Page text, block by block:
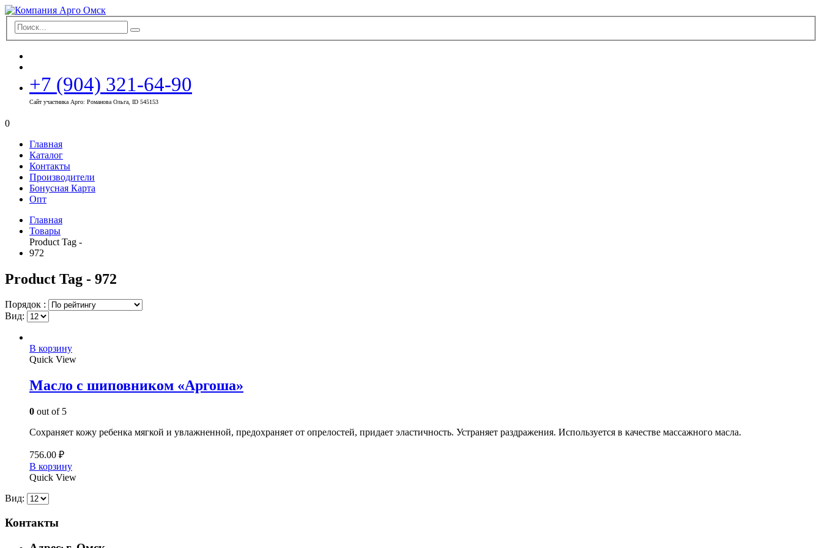
+7 (904) 321-64-90
Сайт участника Арго: Романова Ольга, ID 545153
0
Главная
Каталог
Контакты
Производители
Бонусная Карта
Опт
Главная
Товары
Product Tag -
972
Product Tag - 972
Порядок :
Вид:
В корзину
Quick View
Масло с шиповником «Аргоша»
0 out of 5
Сохраняет кожу ребенка мягкой и увлажненной, предохраняет от опрелостей, придает эластичность. Устраняет раздражения. Используется в качестве массажного масла.
756.00 ₽
В корзину
Quick View
Вид:
Контакты